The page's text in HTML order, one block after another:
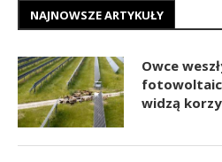
NAJNOWSZE ARTYKUŁY
Owce
widzą